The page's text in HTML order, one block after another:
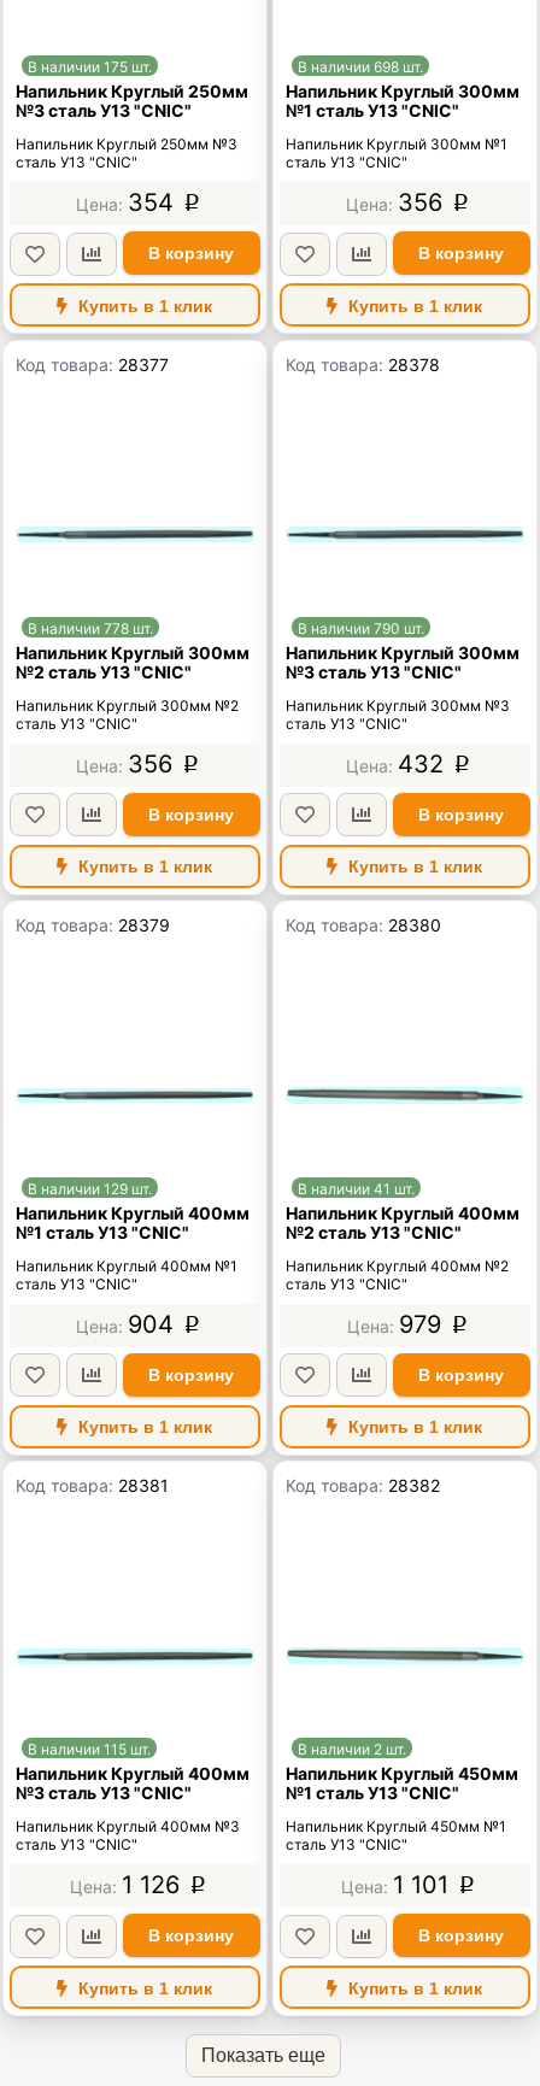
В наличии 175 шт.
Напильник Круглый 250мм
№3 сталь У13 "CNIC"
Напильник Круглый 250мм №3
сталь У13 "CNIC"
354 p
В корзину
Купить в 1 клик
В наличии 698 шт.
Напильник Круглый 300мм
№1 сталь У13 "CNIC"
Напильник Круглый 300мм №1
сталь У13 "CNIC"
356 p
В корзину
Купить в 1 клик
Код товара: 28377
В наличии 778 шт.
Напильник Круглый 300мм
№2 сталь У13 "CNIC"
Напильник Круглый 300мм №2
сталь У13 "CNIC"
356 p
В корзину
Купить в 1 клик
Код товара: 28378
В наличии 790 шт.
Напильник Круглый 300мм
№3 сталь У13 "CNIC"
Напильник Круглый 300мм №3
сталь У13 "CNIC"
432 p
В корзину
Купить в 1 клик
Код товара: 28379
В наличии 129 шт.
Напильник Круглый 400мм
№1 сталь У13 "CNIC"
Напильник Круглый 400мм №1
сталь У13 "CNIC"
904 p
В корзину
Купить в 1 клик
Код товара: 28380
В наличии 41 шт.
Напильник Круглый 400мм
№2 сталь У13 "CNIC"
Напильник Круглый 400мм №2
сталь У13 "CNIC"
979 p
В корзину
Купить в 1 клик
Код товара: 28381
В наличии 115 шт.
Напильник Круглый 400мм
№3 сталь У13 "CNIC"
Напильник Круглый 400мм №3
сталь У13 "CNIC"
1 126 p
В корзину
Купить в 1 клик
Код товара: 28382
В наличии 2 шт.
Напильник Круглый 450мм
№1 сталь У13 "CNIC"
Напильник Круглый 450мм №1
сталь У13 "CNIC"
1 101 p
В корзину
Купить в 1 клик
Показать еще